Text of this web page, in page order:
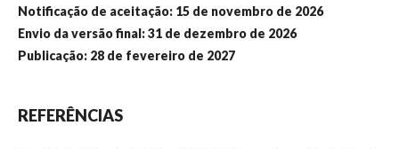
Notificação de aceitação: 15 de novembro de 2026
Envio da versão final: 31 de dezembro de 2026
Publicação: 28 de fevereiro de 2027
REFERÊNCIAS